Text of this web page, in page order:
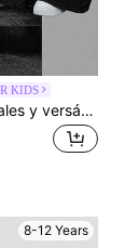
KIDS
SHEIN Jeans casuales y versátiles de uso diario con cintura elástica y bolsillos para niñas preadolescentes
8-12 Years